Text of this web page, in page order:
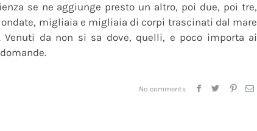
se ne aggiunge presto un altro, poi due, poi tre,
migliaia e migliaia di corpi trascinati dal mare
da non si sa dove, quelli, e poco importa ai
No comments